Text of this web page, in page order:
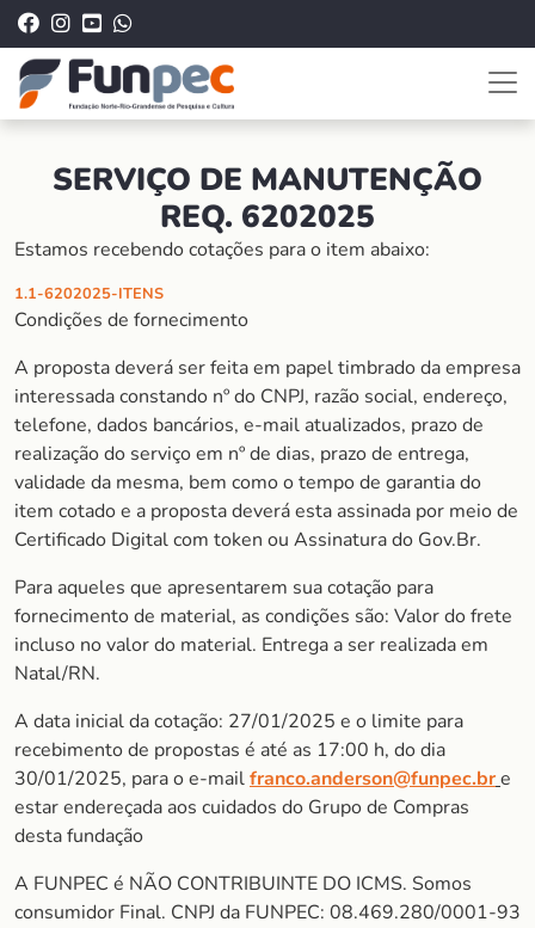
SERVIÇO DE MANUTENÇÃO
REQ. 6202025
Estamos recebendo cotações para o item abaixo:
1.1-6202025-ITENS
Condições de fornecimento
A proposta deverá ser feita em papel timbrado da empresa
interessada constando nº do CNPJ, razão social, endereço,
telefone, dados bancários, e-mail atualizados, prazo de
realização do serviço em nº de dias, prazo de entrega,
validade da mesma, bem como o tempo de garantia do
item cotado e a proposta deverá esta assinada por meio de
Certificado Digital com token ou Assinatura do Gov.Br.
Para aqueles que apresentarem sua cotação para
fornecimento de material, as condições são: Valor do frete
incluso no valor do material. Entrega a ser realizada em
Natal/RN.
A data inicial da cotação: 27/01/2025 e o limite para
recebimento de propostas é até as 17:00 h, do dia
30/01/2025, para o e-mailfranco.anderson@funpec.bre
estar endereçada aos cuidados do Grupo de Compras
desta fundação
A FUNPEC é NÃO CONTRIBUINTE DO ICMS. Somos
consumidor Final. CNPJ da FUNPEC: 08.469.280/0001-93